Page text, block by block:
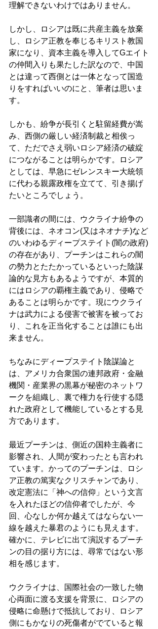
理解できないわけではありません。
しかし、ロシアは既に共産主義を放棄
し、ロシア正教を奉じるキリスト教国
家になり、資本主義を導入してGエイト
の仲間入りも果たした訳なので、中国
とは違って西側とは一体となって国造
りをすればいいのにと、筆者は思いま
す。
しかも、紛争が長引くと駐留経費が嵩
み、西側の厳しい経済制裁と相俟っ
て、ただでさえ弱いロシア経済の破綻
につながることは明らかです。ロシア
としては、早急にゼレンスキー大統領
に代わる親露政権を立てて、引き揚げ
たいところでしょう。
一部識者の間には、ウクライナ紛争の
背後には、ネオコン(又はネオナチ)など
のいわゆるディープステイト(闇の政府)
の存在があり、プーチンはこれらの闇
の勢力とたたかっているといった陰謀
論的な見方もあるようですが、本質的
にはロシアの覇権主義であり、侵略で
あることは明らかです。現にウクライ
ナは武力による侵害で被害を被ってお
り、これを正当化することは誰にも出
来ません。
ちなみにディープステイト陰謀論と
は、アメリカ合衆国の連邦政府・金融
機関・産業界の黒幕が秘密のネットワ
ークを組織し、裏で権力を行使する隠
れた政府として機能しているとする見
方であります。
最近プーチンは、側近の国粋主義者に
影響され、人間が変わったとも言われ
ています。かってのプーチンは、ロシ
ア正教の篤実なクリスチャンであり、
改定憲法に「神への信仰」という文言
を入れたほどの信仰者でしたが、今
回、心なしか何か越えてはならない一
線を越えた暴君のようにも見えます。
確かに、テレビに出て演説するプーチ
ンの目の据り方には、尋常ではない形
相を感じます。
ウクライナは、国際社会の一致した物
心両面に渡る支援を背景に、ロシアの
侵略に命懸けで抵抗しており、ロシア
側にもかなりの死傷者がでていると報